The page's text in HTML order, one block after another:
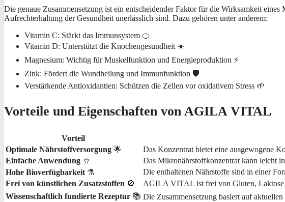
Die genaue Zusammensetzung ist ein entscheidender Faktor für die Wirksamkeit
Aufrechterhaltung der Gesundheit unerlässlich sind. Dazu gehören unter anderem:
Vitamin C: Stärkt das Immunsystem 🍊
Vitamin D: Unterstützt die Knochengesundheit ☀️
Magnesium: Wichtig für Muskelfunktion und Energieproduktion ⚡
Zink: Fördert die Wundheilung und Immunfunktion 🛡️
Verstärkende Antioxidantien: Schützen die Zellen vor oxidativem Stress 🌱
Vorteile und Eigenschaften von AGILA VITAL
Vorteil
Optimale Nährstoffversorgung 🌟
Das Konzentrat bietet eine ausgewogene
Einfache Anwendung 🥤
Das Mikronährstoffkonzentrat kann leicht
Hohe Bioverfügbarkeit ⚗️
Die enthaltenen Nährstoffe sind in einer
Frei von künstlichen Zusatzstoffen 🚫
AGILA VITAL ist frei von Gluten, Laktose
Wissenschaftlich fundierte Rezeptur 📚 Die Zusammensetzung basiert auf